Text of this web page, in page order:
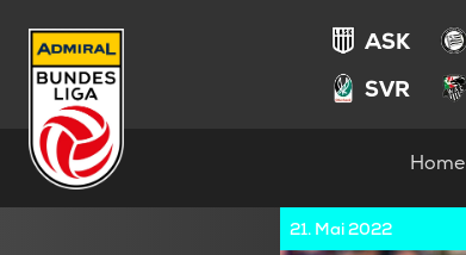
ASK
SVR
Home
21. Mai 2022